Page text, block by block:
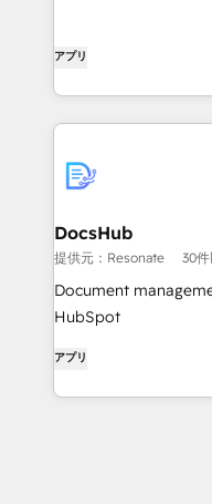
アプリ
DocsHub
提供元：Resonate 30
Document
HubSpot
アプリ